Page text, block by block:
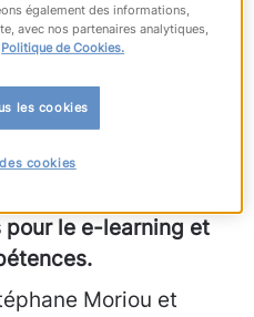
renforce Manpower
l’acquisition des
dans l’évaluation
le e-learning et
Moriou et
également des informations,
avec nos partenaires analytiques,
Politique de Cookies.
les cookies
cookies